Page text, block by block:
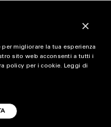
×
migliorare la tua esperienza
sito web acconsenti a tutti i
policy per i cookie. Leggi di